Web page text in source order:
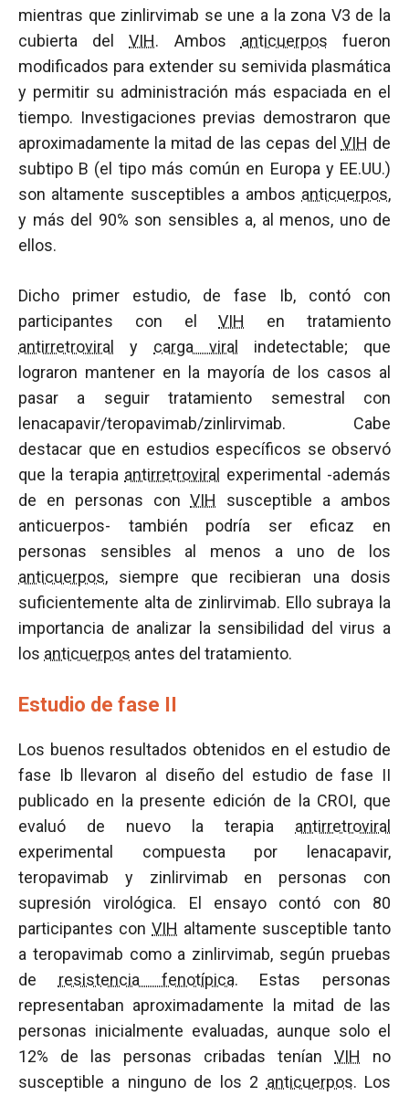
mientras que zinlirvimab se une a la zona V3 de la
cubierta delVIH. Ambos anticuerpos fueron
modificados para extender su semivida plasmática
y permitir su administración más espaciada en el
tiempo. Investigaciones previas demostraron que
aproximadamente la mitad de las cepas del VIH de
subtipo B (el tipo más común en Europa y EE.UU.)
son altamente susceptibles a ambos anticuerpos,
y más del 90% son sensibles a, al menos, uno de
ellos.
Dicho primer estudio, de fase Ib, contó con
participantes con elVIH
en tratamiento
antirretroviral
y carga viral
indetectable; que
lograron mantener en la mayoría de los casos al
pasar a seguir tratamiento semestral con
lenacapavir/teropavimab/zinlirvimab. Cabe
destacar que en estudios específicos se observó
que la terapia antirretroviral
experimental -además
de en personas conVIH
susceptible a ambos
anticuerpos- también podría ser eficaz en
personas sensibles al menos a uno de los
anticuerpos, siempre que recibieran una dosis
suficientemente alta de zinlirvimab. Ello subraya la
importancia de analizar la sensibilidad del virus a
los anticuerpos antes del tratamiento.
Estudio de fase II
Los buenos resultados obtenidos en el estudio de
fase Ib llevaron al diseño del estudio de fase II
publicado en la presente edición de la CROI, que
evaluó de nuevo la terapia antirretroviral
experimental compuesta por lenacapavir,
teropavimab y zinlirvimab en personas con
supresión virológica. El ensayo contó con 80
participantes con VIH altamente susceptible tanto
a teropavimab como a zinlirvimab, según pruebas
de resistencia fenotípica. Estas personas
representaban aproximadamente la mitad de las
personas inicialmente evaluadas, aunque solo el
12% de las personas cribadas tenían VIH no
susceptible a ninguno de los 2 anticuerpos. Los